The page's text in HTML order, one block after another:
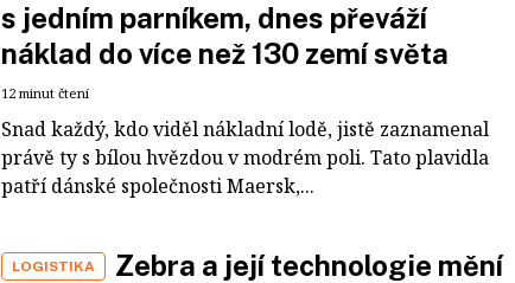
s jedním parníkem, dnes převáží
náklad do více než 130 zemí světa
12 minut čtení
Snad každý, kdo viděl nákladní lodě, jistě zaznamenal
právě ty s bílou hvězdou v modrém poli. Tato plavidla
patří dánské společnosti Maersk,...
LOGISTIKA
Zebra a její technologie mění